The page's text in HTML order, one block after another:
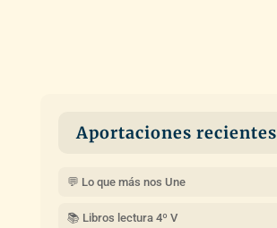
Aportaciones recientes
💬 Lo que más nos Une
📚 Libros lectura 4º V